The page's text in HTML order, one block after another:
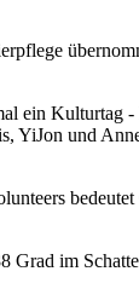
ein Kulturtag -
YiJon und
Grad im